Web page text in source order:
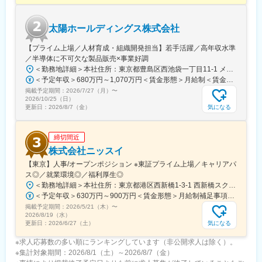
セルトリオンは、抗体医薬品のバイオシミラーを世界規模で研究
開発から臨床試験、規制関連業務、製造、流通まで、バイオ医薬
品事業の全プロセスに対応するワンストップソリューションを提
供することで、世界中の患者様にバイオ医薬品の新しい治療の選
択肢をお届けしています。
変更の範囲：会社の定める業務
太陽ホールディングス株式会社
【プライム上場／人材育成・組織開発担当】若手活躍／高年収水準
／半導体に不可欠な製品販売×事業好調
＜勤務地詳細＞本社住所：東京都豊島区西池袋一丁目11-1 メトロポリタンプラザビル16F勤務地最寄駅：各線／池袋駅受動喫煙対策：屋内全面禁煙変更の範囲：会社の定める事業所（リモートワーク含む）
＜予定年収＞680万円～1,070万円＜賃金形態＞月給制＜賃金内訳＞月額（基本給）：335,000円～530,000円＜月給＞335,000円～530,000円＜昇給有無＞有＜残業手当＞有＜給与補足＞※年収概算には想定残業時間20時間分を含む・2025年度 全社平均残業時間：20時間・残業代全額支給（管理監督職については対象外)・賞与6か月分（2025年度実績）賃金はあくまでも目安の金額であり、選考を通じて上下する可能性があります。月給(月額)は固定手当を含めた表記です。
掲載予定期間： 2026/7/27（月） 〜
2026/10/25（日）
更新日： 2026/8/7（金） 気になる
締切間近
株式会社ニッスイ
【東京】人事/オープンポジション ※東証プライム上場／キャリアパ
ス◎／就業環境◎／福利厚生◎
＜勤務地詳細＞本社住所：東京都港区西新橋1-3-1 西新橋スクエア勤務地最寄駅：東京メトロ線／内幸町駅受動喫煙対策：屋内全面禁煙変更の範囲：会社の定める事業所（リモートワーク含む）
＜予定年収＞630万円～900万円＜賃金形態＞月給制補足事項なし＜賃金内訳＞月額（基本給）：330,000円～448,000円＜月給＞330,000円～448,000円＜昇給有無＞有＜残業手当＞有＜給与補足＞※給与詳細は、経験・経歴を考慮のうえ、決定します。■賞与：年2回（6月・12月）※2026年 度見込（ 6.0ヶ月）※時間外、法定外休日勤務をした場合は30%の割増手当支給法定休日勤務の場合は、35%の割増手当支給賃金はあくまでも目安の金額であり、選考を通じて上下する可能性があります。月給(月額)は固定手当を含めた表記です。
掲載予定期間： 2026/5/21（木） 〜
2026/8/19（水）
更新日： 2026/6/27（土） 気になる
※求人応募数の多い順にランキングしています（非公開求人は除く）。
※集計対象期間：2026/8/1（土）～2026/8/7（金）